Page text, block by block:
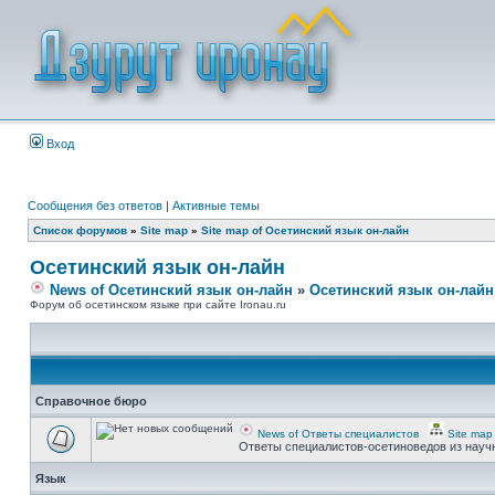
Вход
Сообщения без ответов | Активные темы
Список форумов » Site map » Site map of Осетинский язык он-лайн
Осетинский язык он-лайн
News of Осетинский язык он-лайн » Осетинский язык он-лайн
Форум об осетинском языке при сайте Ironau.ru
Справочное бюро
News of Ответы специалистов Site
Ответы специалистов-осетиноведов из
Язык